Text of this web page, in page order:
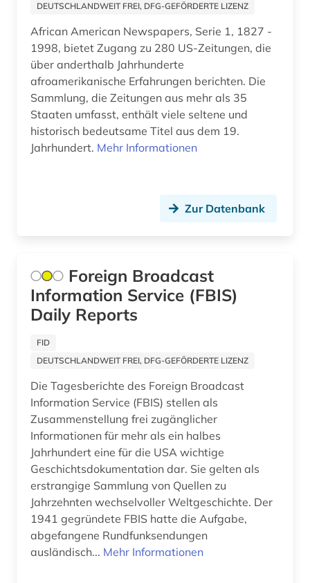
indianerpolitik (2)
indien (1)
indigenes volk (1)
indikator (1)
indochina (1)
indonesien (1)
informatik (1)
ingenieurwissenschaften (3)
innenpolitik (1)
internationales recht (1)
interview (2)
irland (2)
island (1)
italien (1)
java (1)
jonathan (1)
DEUTSCHLANDWEIT FREI, DFG-GEFÖRDERTE LIZENZ
African American Newspapers, Serie 1, 1827 -
1998, bietet Zugang zu 280 US-Zeitungen, die
über anderthalb Jahrhunderte
afroamerikanische Erfahrungen berichten. Die
Sammlung, die Zeitungen aus mehr als 35
Staaten umfasst, enthält viele seltene und
historisch bedeutsame Titel aus dem 19.
Jahrhundert. Mehr Informationen
Zur Datenbank
Foreign Broadcast
Information Service (FBIS)
Daily Reports
FID
DEUTSCHLANDWEIT FREI, DFG-GEFÖRDERTE LIZENZ
Die Tagesberichte des Foreign Broadcast
Information Service (FBIS) stellen als
Zusammenstellung frei zugänglicher
Informationen für mehr als ein halbes
Jahrhundert eine für die USA wichtige
Geschichtsdokumentation dar. Sie gelten als
erstrangige Sammlung von Quellen zu
Jahrzehnten wechselvoller Weltgeschichte. Der
1941 gegründete FBIS hatte die Aufgabe,
abgefangene Rundfunksendungen
ausländisch... Mehr Informationen